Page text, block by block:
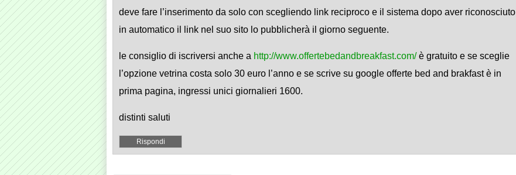
deve fare l’inserimento da solo con scegliendo link reciproco e il sistema dopo aver riconosciuto
in automatico il link nel suo sito lo pubblicherà il giorno seguente.
le consiglio di iscriversi anche a http://www.offertebedandbreakfast.com/è gratuito e se sceglie
l’opzione vetrina costa solo 30 euro l’anno e se scrive su google offerte bed and brakfast è in
prima pagina, ingressi unici giornalieri 1600.
distinti saluti
Rispondi